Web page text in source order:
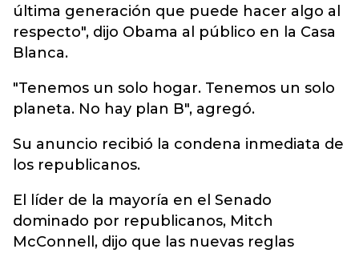
última generación que puede hacer algo al
respecto", dijo Obama al público en la Casa
Blanca.
"Tenemos un solo hogar. Tenemos un solo
planeta. No hay plan B", agregó.
Su anuncio recibió la condena inmediata de
los republicanos.
El líder de la mayoría en el Senado
dominado por republicanos, Mitch
McConnell, dijo que las nuevas reglas